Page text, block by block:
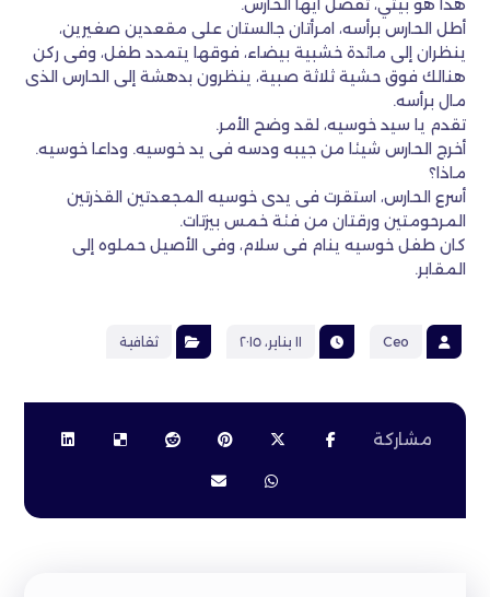
هذا هو بيتي، تفضل أيها الحارس.
أطل الحارس برأسه، امرأتان جالستان على مقعدين صغيرين،
ينظران إلى مائدة خشبية بيضاء، فوقها يتمدد طفل، وفى ركن
هنالك فوق حشية ثلاثة صبية، ينظرون بدهشة إلى الحارس الذى
مال برأسه.
تقدم يا سيد خوسيه، لقد وضح الأمر.
أخرج الحارس شيئا من جيبه ودسه فى يد خوسيه. وداعا خوسيه.
ماذا؟
أسرع الحارس، استقرت فى يدى خوسيه المجعدتين القذرتين
المرحومتين ورقتان من فئة خمس بيزتات.
كان طفل خوسيه ينام فى سلام، وفى الأصيل حملوه إلى
المقابر.
Ceo ١١ يناير، ٢٠١٥ ثقافية